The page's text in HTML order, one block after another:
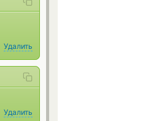
Удалить
Удалить